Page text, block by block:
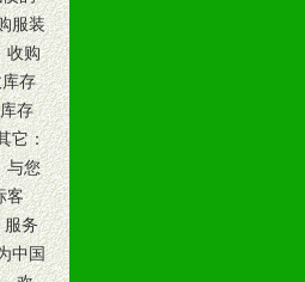
服装
收购
存
存
它：
与您
客
服务
中国